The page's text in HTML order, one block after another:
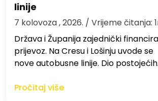
linije
7 kolovoza , 2026. / Vrijeme čitanja:
Država i Županija zajednički
prijevoz. Na Cresu i Lošinju uvode se
nove autobusne linije. Dio
Pročitaj više